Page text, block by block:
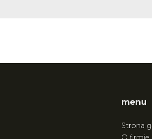
menu
Strona